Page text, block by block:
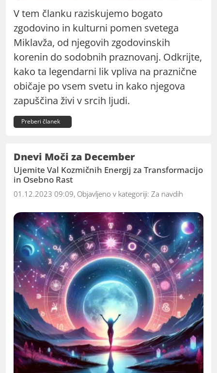
V tem članku raziskujemo bogato
zgodovino in kulturni pomen svetega
Miklavža, od njegovih zgodovinskih
korenin do sodobnih praznovanj. Odkrijte,
kako ta legendarni lik vpliva na praznične
običaje po vsem svetu in kako njegova
zapuščina živi v srcih ljudi.
Preberi članek
Dnevi Moči za December
Ujemite Val Kozmičnih Energij za Transformacijo
in Osebno Rast
01.12.2023 09:09, Objavljeno v kategoriji: Za navdih